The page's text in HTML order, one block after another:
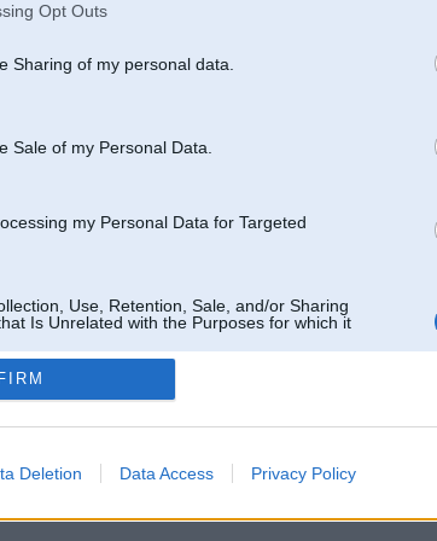
Opt Outs
Sharing of my personal data.
Sale of my Personal Data.
my Personal Data for Targeted
Use, Retention, Sale, and/or Sharing
Is Unrelated with the Purposes for which it
Deletion Data Access Privacy Policy